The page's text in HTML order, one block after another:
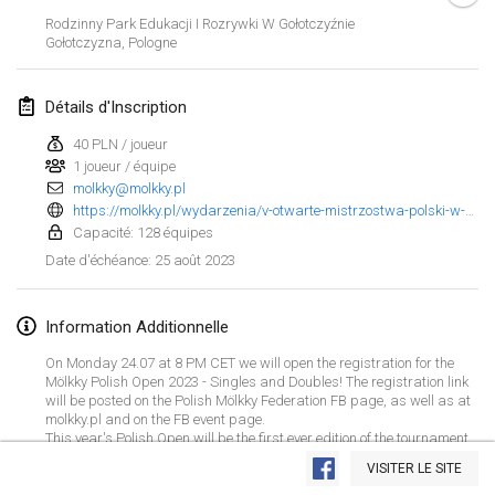
Afficher la liste
Rodzinny Park Edukacji I Rozrywki W Gołotczyźnie
Gołotczyzna Pologne
Détails d'Inscription
40 PLN / joueur
1 joueur / équipe
molkky@molkky.pl
Capacité: 128 équipes
Date d'échéance: 25 août 2023
Information Additionnelle
On Monday 24.07 at 8 PM CET we will open the registration for the
Mölkky Polish Open 2023 - Singles and Doubles! The registration link
will be posted on the Polish Mölkky Federation FB page, as well as at
molkky.pl and on the FB event page.
This year's Polish Open will be the first ever edition of the tournament
to be played on grit fields! We will play in Gołotczyzna, located in
central Poland, about 1.5 h by car or train from Warsaw.VISITER LE SITE
Open Grégorien
4 févr. 2023|France
SingeliDuppeli
4 févr. 2023|Finlande
SM HalliMölkky - Finnish Championship
18 févr. 2023| France
Faschings-Mölkky